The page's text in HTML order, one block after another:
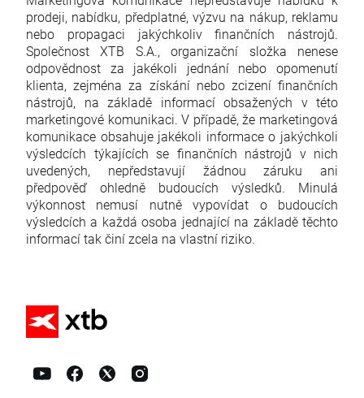
prodeji, nabídku, předplatné, výzvu na nákup, reklamu
nebo propagaci jakýchkoliv finančních nástrojů.
Společnost XTB S.A., organizační složka nenese
odpovědnost za jakékoli jednání nebo opomenutí
klienta, zejména za získání nebo zcizení finančních
nástrojů, na základě informací obsažených v této
marketingové komunikaci. V případě, že marketingová
komunikace obsahuje jakékoli informace o jakýchkoli
výsledcích týkajících se finančních nástrojů v nich
uvedených, nepředstavují žádnou záruku ani
předpověď ohledně budoucích výsledků. Minulá
výkonnost nemusí nutně vypovídat o budoucích
výsledcích a každá osoba jednající na základě těchto
informací tak činí zcela na vlastní riziko.